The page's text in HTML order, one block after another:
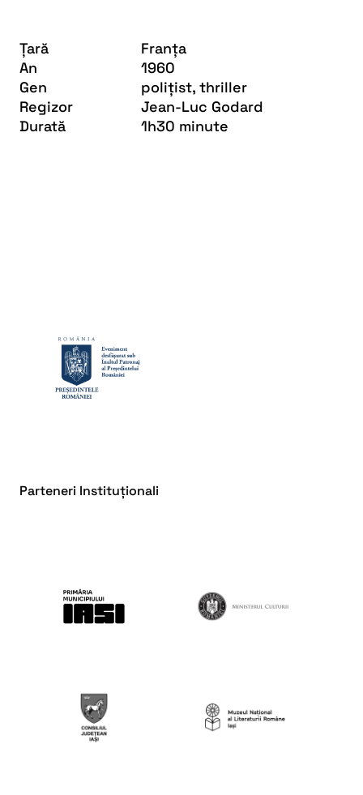
Țară
Franța
An
1960
Gen
polițist, thriller
Regizor
Jean-Luc Godard
Durată
1h30 minute
Parteneri Instituționali